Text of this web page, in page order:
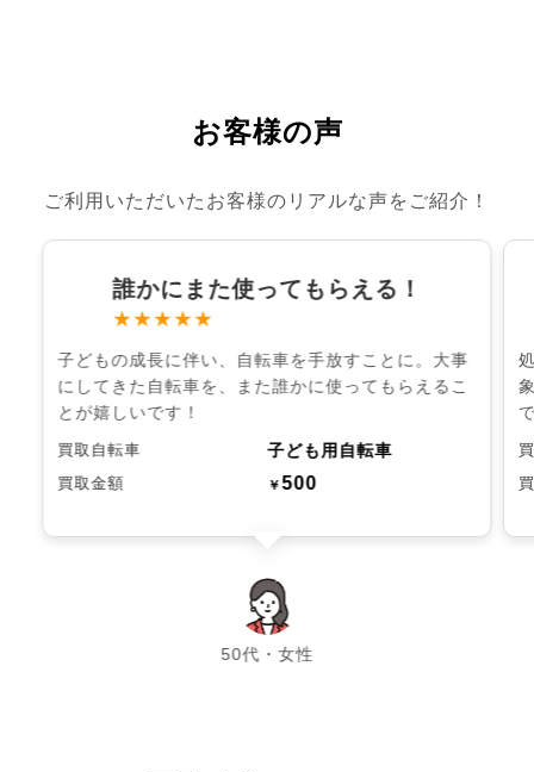
お客様の声
ご利用いただいたお客様のリアルな声をご紹介！
誰かにまた使ってもらえる！
★★★★★
子どもの成長に伴い、自転車を手放すことに。大事
にしてきた自転車を、また誰かに使ってもらえるこ
とが嬉しいです！
買取自転車 子ども用自転車
買取金額 ￥500
50代・女性
chevron_left chevron_right